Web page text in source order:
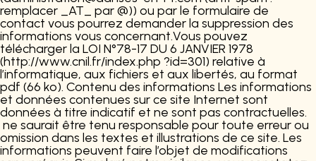
remplacer _AT_ par @)) ou par le formulaire de
contact vous pourrez demander la suppression des
informations vous concernant.Vous pouvez
télécharger la LOI N°78-17 DU 6 JANVIER 1978
(http://www.cnil.fr/index.php ?id=301) relative à
l’informatique, aux fichiers et aux libertés, au format
pdf (66 ko). Contenu des informations Les informations
et données contenues sur ce site Internet sont
données à titre indicatif et ne sont pas contractuelles.
ne saurait être tenu responsable pour toute erreur ou
omission dans les textes et illustrations de ce site. Les
informations peuvent faire l’objet de modifications